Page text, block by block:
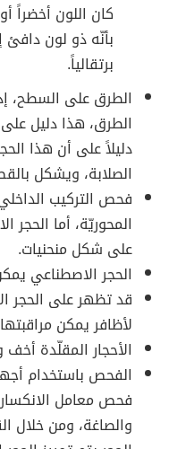
كان اللون أخضراً
بأنّه ذو لون دافئ
برتقالياً.
الطرق على السطح،
الطرق، هذا دليل
دليلاً على أن هذا
الصلابة، ويشكل
فحص التركيب
المحوريّة، أما
على شكل منحنيات.
الحجر الاصطناعي
قد تظهر على الحجر
لأظافر يمكن
الأحجار المقلّدة أخف
الفحص باستخدام
فحص معامل
والصاغة، ومن خلال